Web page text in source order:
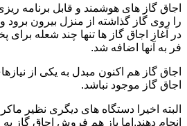
اجاق گاز های هوشمند و قابل برنامه
را روی گاز گذاشته از منزل بیرون
در آغاز اجاق گاز ها تنها چند شعله
فر به آنها اضافه شد.
اجاق گاز هم اکنون مبدل به یکی از
اجاق گاز موجود نباشد.
البته اخیرا دستگاه های دیگری نظیر
انجام دهند.اما باز هم فروش اجاق